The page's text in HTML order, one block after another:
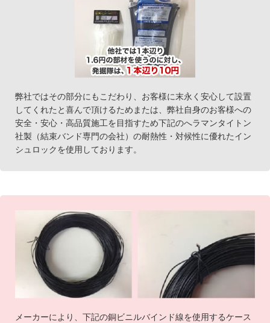
弊社ではその部分にもこだわり、お客様に末永く安心して設置
してくれたと喜んで頂けるためまたは、弊社自身のお客様への
安全・安心・高品質施工を目指すため下記のへラマンタイトン
社製（結束バンド専門の会社）の耐熱性・対候性に優れたイン
シュロックを使用しております。
メーカーにより、下記の銅ビニルバインド線を使用するケース